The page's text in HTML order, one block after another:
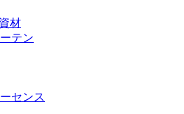
材
テン
センス